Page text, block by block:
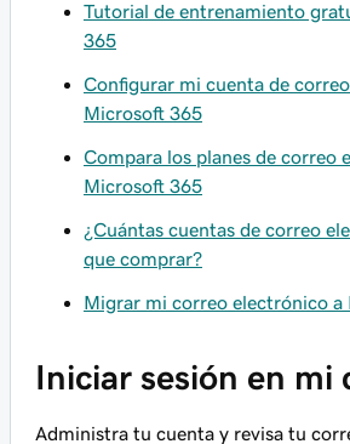
Tutorial de entrenamiento
365
Configurar mi cuenta de
Microsoft 365
Compara los planes de correo
Microsoft 365
¿Cuántas cuentas de correo
que comprar?
Migrar mi correo electrónico a
Iniciar sesión en mi
Administra tu cuenta y revisa tu